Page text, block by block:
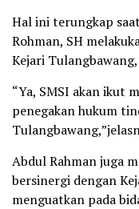
Hal ini terungkap
Rohman, SH
Kejari
“Ya, SMSI akan ikut
penegakan hukum
Abdul Rahman juga
bersinergi dengan
menguatkan pada